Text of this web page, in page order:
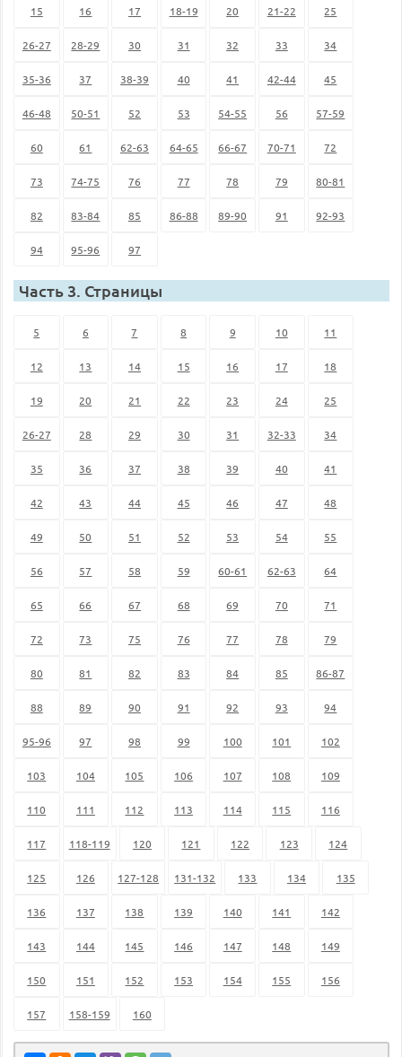
15 16 17 18-19 20 21-22 25
26-27 28-29 30 31 32 33 34
35-36 37 38-39 40 41 42-44 45
46-48 50-51 52 53 54-55 56 57-59
60 61 62-63 64-65 66-67 70-71 72
73 74-75 76 77 78 79 80-81
82 83-84 85 86-88 89-90 91 92-93
94 95-96 97
Часть 3. Страницы
5 6 7 8 9 10 11
12 13 14 15 16 17 18
19 20 21 22 23 24 25
26-27 28 29 30 31 32-33 34
35 36 37 38 39 40 41
42 43 44 45 46 47 48
49 50 51 52 53 54 55
56 57 58 59 60-61 62-63 64
65 66 67 68 69 70 71
72 73 75 76 77 78 79
80 81 82 83 84 85 86-87
88 89 90 91 92 93 94
95-96 97 98 99 100 101 102
103 104 105 106 107 108 109
110 111 112 113 114 115 116
117 118-119 120 121 122 123 124
125 126 127-128 131-132 133 134 135
136 137 138 139 140 141 142
143 144 145 146 147 148 149
150 151 152 153 154 155 156
157 158-159 160